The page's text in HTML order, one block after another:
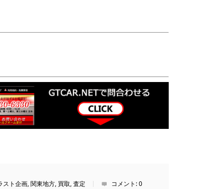
スト企画,関東地方, 買取,査定 コメント:0